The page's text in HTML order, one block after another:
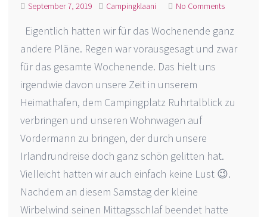
September 7, 2019 Campingklaani No Comments
Eigentlich hatten wir für das Wochenende ganz
andere Pläne. Regen war vorausgesagt und zwar
für das gesamte Wochenende. Das hielt uns
irgendwie davon unsere Zeit in unserem
Heimathafen, dem Campingplatz Ruhrtalblick zu
verbringen und unseren Wohnwagen auf
Vordermann zu bringen, der durch unsere
Irlandrundreise doch ganz schön gelitten hat.
Vielleicht hatten wir auch einfach keine Lust 😉.
Nachdem an diesem Samstag der kleine
Wirbelwind seinen Mittagsschlaf beendet hatte